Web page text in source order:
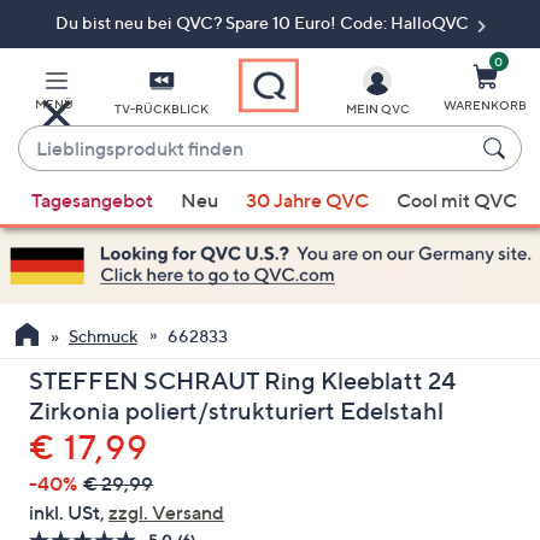
Du bist neu bei QVC? Spare 10 Euro! Code: HalloQVC
MENÜ TV-RÜCKBLICK
Lieblingsprodukt
finden
Vorschläge
verfügbar
sind,
verwenden
Sie
die
Pfeiltasten
nach
oben
und
nach
unten
MEIN QVC
0
WARENKORB
Tagesangebot Neu 30 Jahre QVC Cool mit QVC
Schmuck 662833
STEFFEN SCHRAUT Ring Kleeblatt 24
Zirkonia poliert/strukturiert Edelstahl
Gelöscht
€ 17,99
-40% € 29,99
inkl. USt, zzgl. Versand